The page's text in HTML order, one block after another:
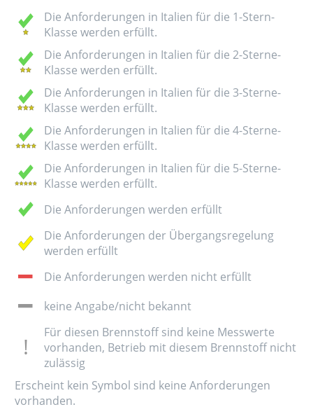
Die Anforderungen in Italien für die 1-Stern-
Klasse werden erfüllt.
Die Anforderungen in Italien für die 2-Sterne-
Klasse werden erfüllt.
Die Anforderungen in Italien für die 3-Sterne-
Klasse werden erfüllt.
Die Anforderungen in Italien für die 4-Sterne-
Klasse werden erfüllt.
Die Anforderungen in Italien für die 5-Sterne-
Klasse werden erfüllt.
Die Anforderungen werden erfüllt
Die Anforderungen der Übergangsregelung
werden erfüllt
Die Anforderungen werden nicht erfüllt
keine Angabe/nicht bekannt
Für diesen Brennstoff sind keine Messwerte
vorhanden, Betrieb mit diesem Brennstoff nicht
zulässig
Erscheint kein Symbol sind keine Anforderungen
vorhanden.